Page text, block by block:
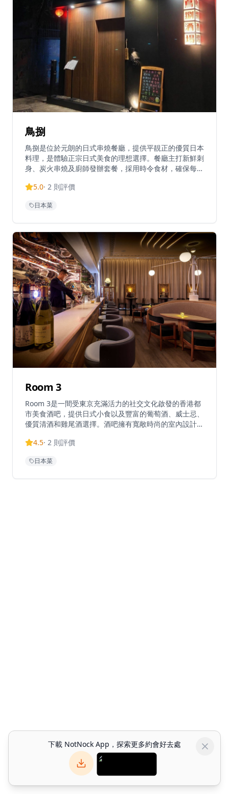
鳥捌
鳥捌是位於元朗的日式串燒餐廳，提供平靚正的優質日本
料理，是體驗正宗日式美食的理想選擇。餐廳主打新鮮刺
身、炭火串燒及廚師發辦套餐，採用時令食材，確保每一
置，這間餐廳提供正宗的日式用餐體驗，晚市主打刺身、
廳環境溫馨舒適，適合情侶約會或與朋友共聚，享受傳統
理而聞名，無論是想要品嚐新鮮刺身還是享受炭火串燒的
獨特風味，鳥捌都能滿足您的需求。
5.0· 2 則評價
日本菜
Room 3
Room 3是一間受東京充滿活力的社交文化啟發的香港都
市美食酒吧，提供日式小食以及豐富的葡萄酒、威士忌、
優質清酒和雞尾酒選擇。酒吧擁有寬敞時尚的室內設計和
理聞名，Room 3提供晚餐服務，專注於燒烤類食品和酒
establishment既是餐廳也是酒吧，在尖沙咀中心地帶提
4.5· 2 則評價
日本菜
下載 NotNock App，探索更多約會好去處